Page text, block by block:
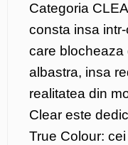
Categoria
consta insa
care blocheaza
albastra, insa
realitatea din
Clear este
True Colour: